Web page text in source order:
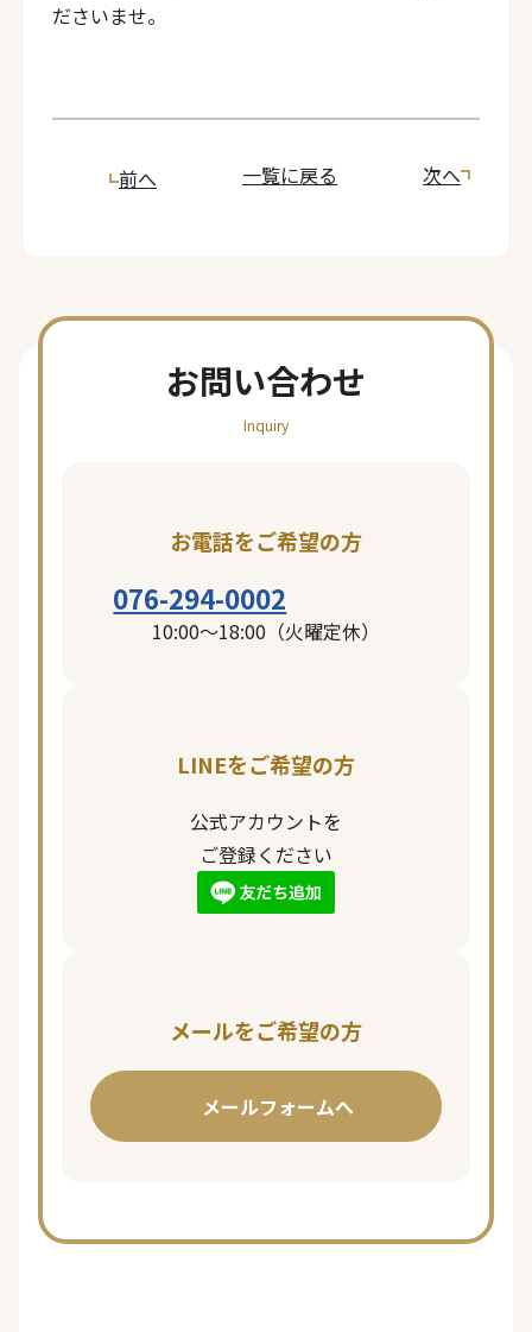
ださいませ。
前へ 一覧に戻る 次へ
お問い合わせ
Inquiry
お電話をご希望の方
076-294-0002
10:00〜18:00（火曜定休）
LINEをご希望の方
公式アカウントを
ご登録ください
メールをご希望の方
メールフォームへ